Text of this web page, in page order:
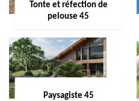
Tonte et réfection de
pelouse 45
Paysagiste 45